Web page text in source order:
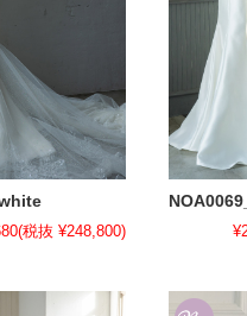
(税抜 ¥248,800)